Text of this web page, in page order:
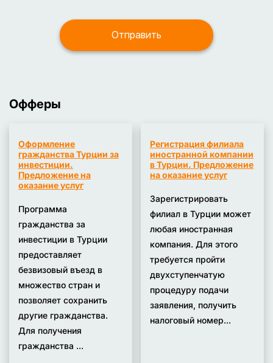
подход к признанию, оценке, представлению и
раскрытию финансовой информации.
национальные стандарты.
Офферы
Оформление
гражданства Турции за
инвестиции.
Предложение на
оказание услуг
Программа
гражданства за
инвестиции в Турции
предоставляет
безвизовый въезд в
множество стран и
позволяет сохранить
другие гражданства.
Для получения
гражданства ...
Регистрация филиала
иностранной компании
в Турции. Предложение
на оказание услуг
Зарегистрировать
филиал в Турции может
любая иностранная
компания. Для этого
требуется пройти
двухступенчатую
процедуру подачи
заявления, получить
налоговый номер...